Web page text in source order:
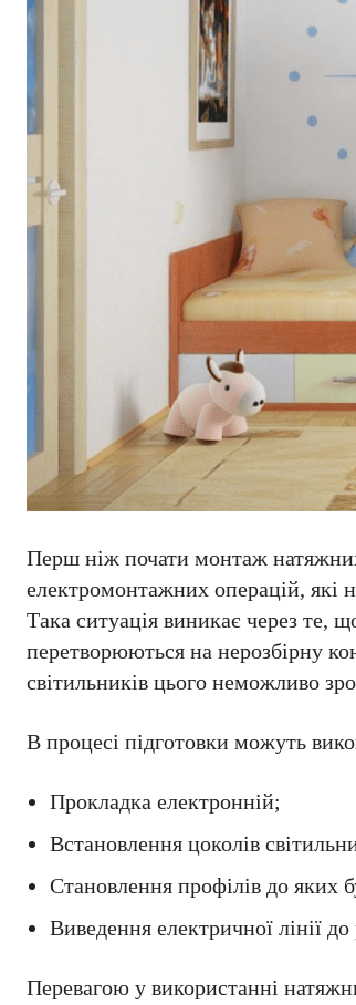
Перш ніж почати монтаж натяжних
електромонтажних операцій, які
Така ситуація виникає через те,
перетворюються на нерозбірну
світильників цього неможливо
В процесі підготовки можуть
Прокладка електронній;
Встановлення цоколів
Становлення профілів до яких
Виведення електричної лінії
Перевагою у використанні